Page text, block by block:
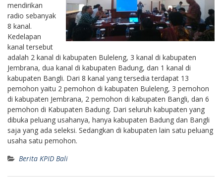
mendirikan
radio sebanyak
8 kanal.
Kedelapan
kanal tersebut
adalah 2 kanal di kabupaten Buleleng, 3 kanal di kabupaten
Jembrana, dua kanal di kabupaten Badung, dan 1 kanal di
kabupaten Bangli. Dari 8 kanal yang tersedia terdapat 13
pemohon yaitu 2 pemohon di kabupaten Buleleng, 3 pemohon
di kabupaten Jembrana, 2 pemohon di kabupaten Bangli, dan 6
pemohon di Kabupaten Badung. Dari seluruh kabupaten yang
dibuka peluang usahanya, hanya kabupaten Badung dan Bangli
saja yang ada seleksi. Sedangkan di kabupaten lain satu peluang
usaha satu pemohon.
Berita KPID Bali